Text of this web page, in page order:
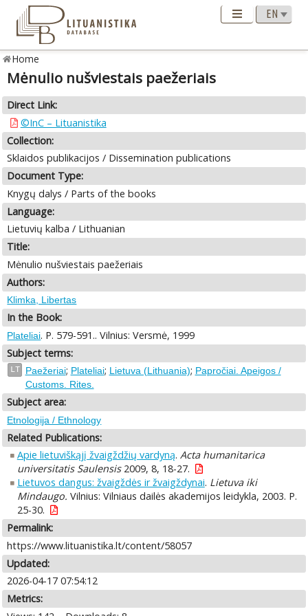
Home
Mėnulio nušviestais paežeriais
Direct Link:
©InC – Lituanistika
Collection:
Sklaidos publikacijos / Dissemination publications
Document Type:
Knygų dalys / Parts of the books
Language:
Lietuvių kalba / Lithuanian
Title:
Mėnulio nušviestais paežeriais
Authors:
Klimka, Libertas
In the Book:
Plateliai. P. 579-591.. Vilnius: Versmė, 1999
Subject terms:
LT Paežeriai; Plateliai; Lietuva (Lithuania); Papročiai. Apeigos /
Customs. Rites.
Subject area:
Etnologija / Ethnology
Related Publications:
Apie lietuviškąjį žvaigždžių vardyną. Acta humanitarica
universitatis Saulensis2009, 8, 18-27.
Lietuvos dangus: žvaigždės ir žvaigždynai. Lietuva iki
Mindaugo. Vilnius: Vilniaus dailės akademijos leidykla, 2003. P.
25-30.
Permalink:
https://www.lituanistika.lt/content/58057
Updated:
2026-04-17 07:54:12
Metrics: